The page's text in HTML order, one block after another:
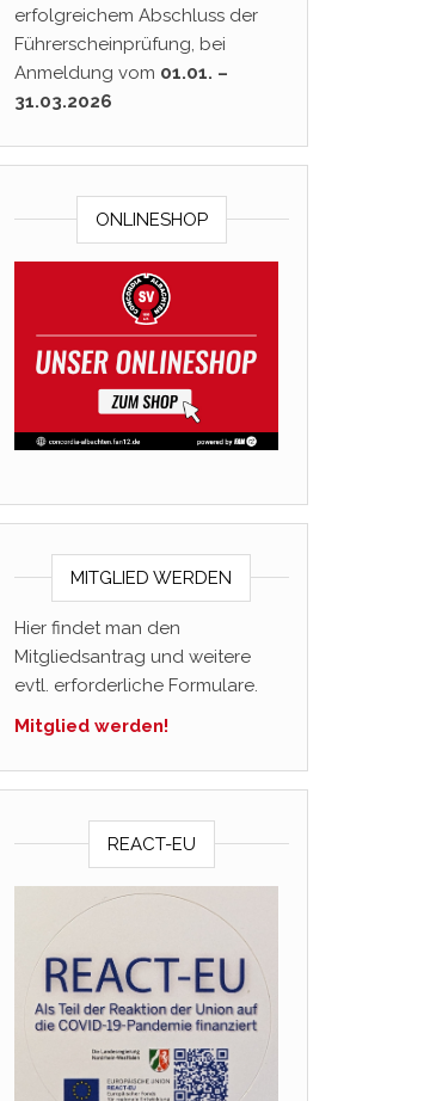
erfolgreichem Abschluss der
Führerscheinprüfung, bei
Anmeldung vom 01.01. –
31.03.2026
ONLINESHOP
MITGLIED WERDEN
Hier findet man den
Mitgliedsantrag und weitere
evtl. erforderliche Formulare.
Mitglied werden!
REACT-EU